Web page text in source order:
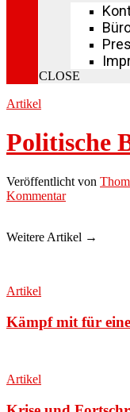
CLOSE
Artikel
Politische
Veröffentlicht von
Kommentar
Weitere Artikel →
Artikel
Kämpf mit für
Artikel